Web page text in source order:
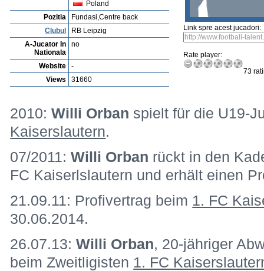
Poland
Pozitia
Fundasi,Centre back
Clubul
RB Leipzig
A-Jucator In
Nationala
no
Website
-
Views
31660
Link spre acest jucadori:
Rate player:
73
2010:Willi Orban spielt für die U19-
Kaiserslautern.
07/2011:Willi Orban rückt in den
FC Kaiserlslautern und erhält einen
21.09.11: Profivertrag beim 1. FC
30.06.2014.
26.07.13:Willi Orban, 20-jähriger
beim Zweitligisten 1. FC